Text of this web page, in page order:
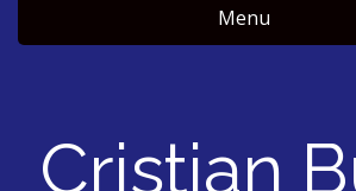
Menu
Cristian